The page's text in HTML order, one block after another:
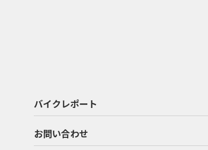
バイクレポート
お問い合わせ